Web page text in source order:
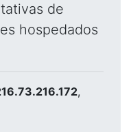
de
hospedados
,